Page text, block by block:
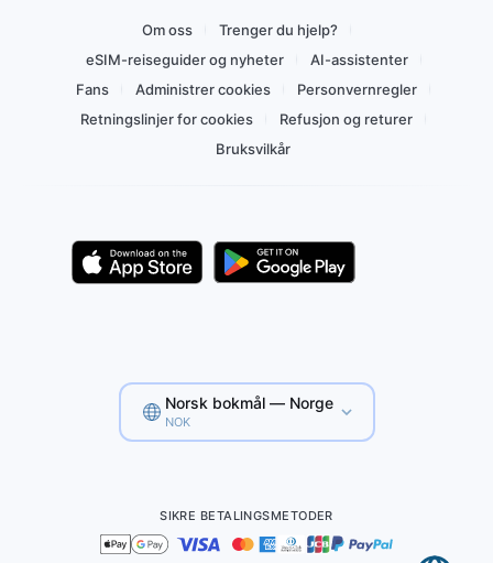
Om oss
Trenger du hjelp?
eSIM-reiseguider og nyheter
AI-assistenter
Fans
Administrer cookies
Personvernregler
Retningslinjer for cookies
Refusjon og returer
Bruksvilkår
Norsk bokmål — Norge
NOK
SIKRE BETALINGSMETODER